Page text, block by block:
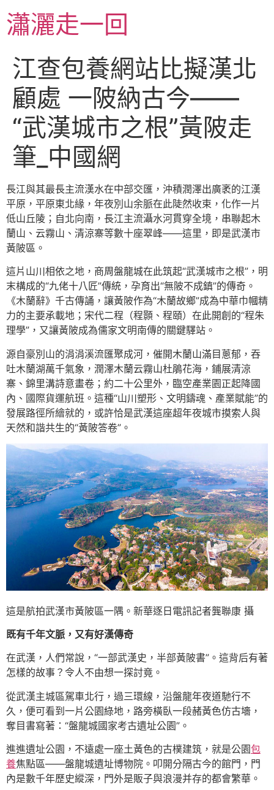
至
主瀟灑走一回
江查包養網站比擬漢北
顧處 一陂納古今——
“武漢城市之根”黃陂走
筆_中國網
長江與其最長主流漢水在中部交匯，沖積潤澤出廣袤的江漢
平原，平原東北緣，年夜別山余脈在此陡然收束，化作一片
低山丘陵；自北向南，長江主流灄水河貫穿全境，串聯起木
蘭山、云霧山、清涼寨等數十座翠峰——這里，即是武漢市
黃陂區。
這片山川相依之地，商周盤龍城在此筑起“武漢城市之根”，明
末構成的“九佬十八匠”傳統，孕育出“無陂不成鎮”的傳奇。
《木蘭辭》千古傳誦，讓黃陂作為“木蘭故鄉”成為中華巾幗精
力的主要承載地；宋代二程（程顥、程頤）在此開創的“程朱
理學”，又讓黃陂成為儒家文明南傳的關鍵驛站。
源自豪別山的涓涓溪流匯聚成河，催開木蘭山滿目蔥郁，吞
吐木蘭湖萬千氣象，潤澤木蘭云霧山杜鵑花海，鋪展清涼
寨、錦里溝詩意畫卷；約二十公里外，臨空產業園正起降國
內、國際貨運航班。這種“山川塑形、文明鑄魂、產業賦能”的
發展路徑所繪就的，或許恰是武漢這座超年夜城市摸索人與
天然和諧共生的“黃陂答卷”。
這是航拍武漢市黃陂區一隅。新華逐日電訊記者龔聯康 攝
既有千年文脈，又有好漢傳奇
在武漢，人們常說，“一部武漢史，半部黃陂書”。這背后有著
怎樣的故事？令人不由想一探討竟。
從武漢主城區駕車北行，過三環線，沿盤龍年夜道馳行不
久，便可看到一片公園綠地，路旁橫臥一段赭黃色仿古墻，
奪目書寫著：“盤龍城國家考古遺址公園”。
進進遺址公園，不遠處一座土黃色的古樸建筑，就是公園包
養焦點區——盤龍城遺址博物院。叩開分隔古今的館門，門
內是數千年歷史縱深，門外是販子與浪漫并存的都會繁華。